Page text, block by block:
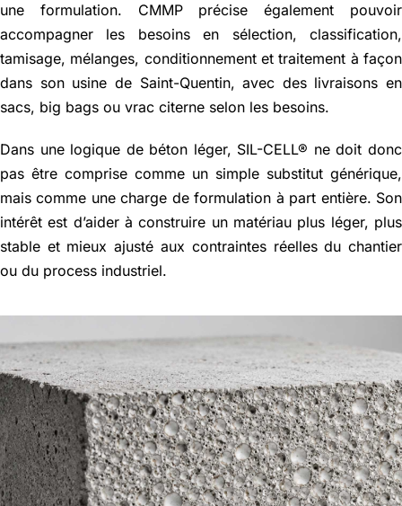
une formulation. CMMP précise également pouvoir
accompagner les besoins en sélection, classification,
tamisage, mélanges, conditionnement et traitement à façon
dans son usine de Saint-Quentin, avec des livraisons en
sacs, big bags ou vrac citerne selon les besoins.
Dans une logique de béton léger, SIL-CELL® ne doit donc
pas être comprise comme un simple substitut générique,
mais comme une charge de formulation à part entière. Son
intérêt est d’aider à construire un matériau plus léger, plus
stable et mieux ajusté aux contraintes réelles du chantier
ou du process industriel.